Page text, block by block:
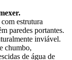
estrutura
paredes portantes.
inviável.
chumbo,
de água de